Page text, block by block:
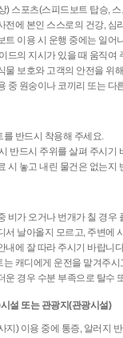
) 스포츠(스피드보트 탑승,
전에 본인 스스로의 건강, 심
트 이용 시 운행 중에는 일
드의 지시가 있을 때 움직여
물 보호와 고객의 안전을 위
중 원숭이나 코끼리 또는
를 반드시 착용해 주세요.
반드시 주위를 살펴 주시기
시 놓고 내린 물건은 없는지
비가 오거나 번개가 칠 경
서 날아올지 모르고, 주변에
내에 잘 따라 주시기 바랍니
는 캐디에게 운전을 맡겨주
운 경우 수분 부족으로 탈수
설 또는 관광지(관광시설)
지) 이용 중에 통증, 알러지